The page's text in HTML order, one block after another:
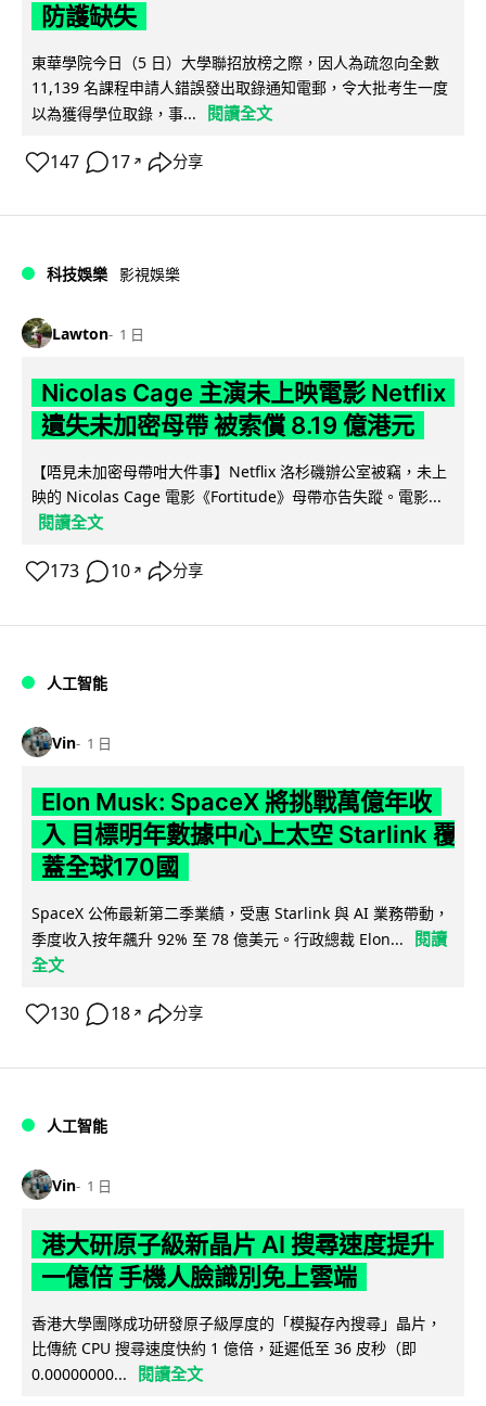
防護缺失
東華學院今日（5 日）大學聯招放榜之際，因人為疏忽向全數
11,139 名課程申請人錯誤發出取錄通知電郵，令大批考生一度
以為獲得學位取錄，事...
閱讀全文
147 17 ↗ 分享
科技娛樂 影視娛樂
Lawton 1 日
Nicolas Cage 主演未上映電影 Netflix
遺失未加密母帶 被索償 8.19 億港元
【唔見未加密母帶咁大件事】Netflix 洛杉磯辦公室被竊，未上
映的 Nicolas Cage 電影《Fortitude》母帶亦告失蹤。電影...
閱讀全文
173 10 ↗ 分享
人工智能
Vin 1 日
Elon Musk: SpaceX 將挑戰萬億年收
入 目標明年數據中心上太空 Starlink 覆
蓋全球170國
SpaceX 公佈最新第二季業績，受惠 Starlink 與 AI 業務帶動，
季度收入按年飆升 92% 至 78 億美元。行政總裁 Elon...
閱讀
全文
130 18 ↗ 分享
人工智能
Vin 1 日
港大研原子級新晶片 AI 搜尋速度提升
一億倍 手機人臉識別免上雲端
香港大學團隊成功研發原子級厚度的「模擬存內搜尋」晶片，
比傳統 CPU 搜尋速度快約 1 億倍，延遲低至 36 皮秒（即
0.00000000...
閱讀全文